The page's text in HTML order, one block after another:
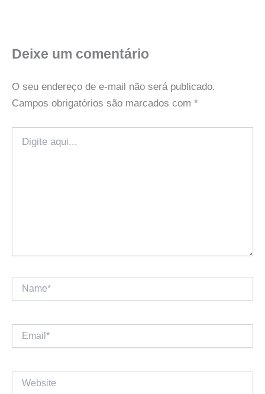
Deixe um comentário
O seu endereço de e-mail não será publicado.
Campos obrigatórios são marcados com *
aqui...